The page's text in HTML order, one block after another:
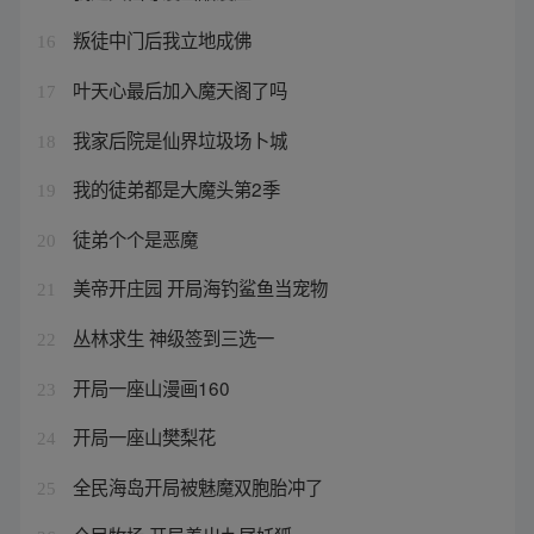
16 叛徒中门后我立地成佛
17 叶天心最后加入魔天阁了吗
18 我家后院是仙界垃圾场卜城
19 我的徒弟都是大魔头第2季
20 徒弟个个是恶魔
21 美帝开庄园 开局海钓鲨鱼当宠物
22 丛林求生 神级签到三选一
23 开局一座山漫画160
24 开局一座山樊梨花
25 全民海岛开局被魅魔双胞胎冲了